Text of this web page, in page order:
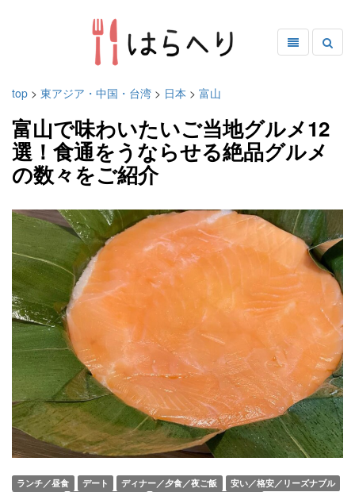
top > 東アジア・中国・台湾 > 日本 > 富山
富山で味わいたいご当地グルメ12
選！食通をうならせる絶品グルメ
の数々をご紹介
ランチ／昼食 デート ディナー／夕食／夜ご飯
安い／格安／リーズナブル